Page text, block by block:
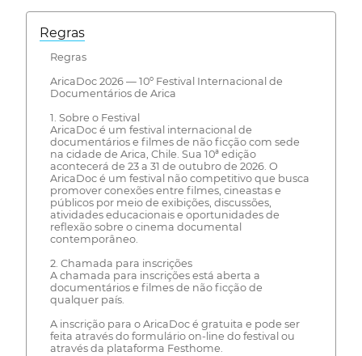
Regras
Regras
AricaDoc 2026 — 10º Festival Internacional de
Documentários de Arica
1. Sobre o Festival
AricaDoc é um festival internacional de
documentários e filmes de não ficção com sede
na cidade de Arica, Chile. Sua 10ª edição
acontecerá de 23 a 31 de outubro de 2026. O
AricaDoc é um festival não competitivo que busca
promover conexões entre filmes, cineastas e
públicos por meio de exibições, discussões,
atividades educacionais e oportunidades de
reflexão sobre o cinema documental
contemporâneo.
2. Chamada para inscrições
A chamada para inscrições está aberta a
documentários e filmes de não ficção de
qualquer país.
A inscrição para o AricaDoc é gratuita e pode ser
feita através do formulário on-line do festival ou
através da plataforma Festhome.